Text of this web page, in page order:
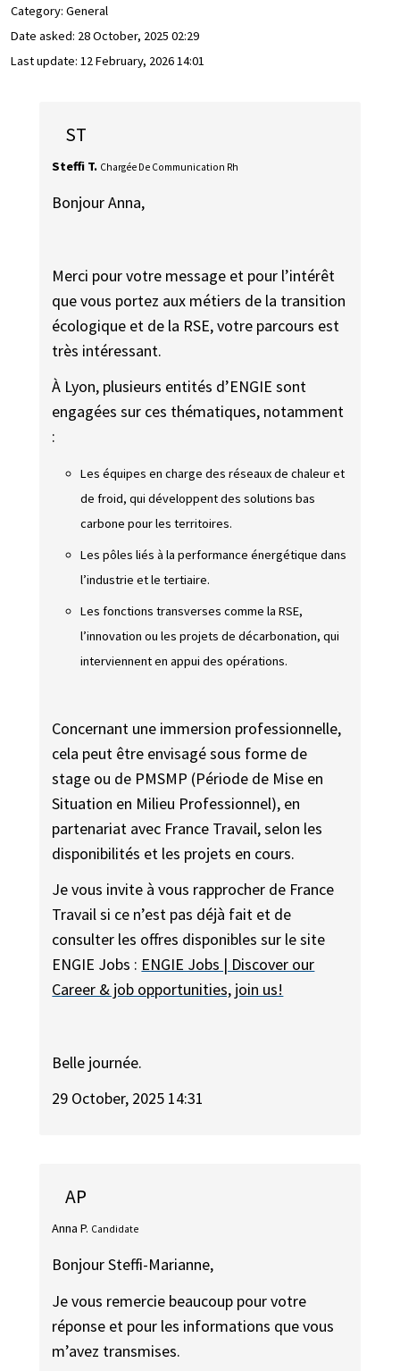
Category: General
Date asked: 28 October, 2025 02:29
Last update: 12 February, 2026 14:01
ST
Steffi T. Chargée De Communication Rh
Bonjour Anna,
Merci pour votre message et pour l’intérêt
que vous portez aux métiers de la transition
écologique et de la RSE, votre parcours est
très intéressant.
À Lyon, plusieurs entités d’ENGIE sont
engagées sur ces thématiques, notamment
:
Les équipes en charge des réseaux de chaleur et
de froid, qui développent des solutions bas
carbone pour les territoires.
Les pôles liés à la performance énergétique dans
l’industrie et le tertiaire.
Les fonctions transverses comme la RSE,
l’innovation ou les projets de décarbonation, qui
interviennent en appui des opérations.
Concernant une immersion professionnelle,
cela peut être envisagé sous forme de
stage ou de PMSMP (Période de Mise en
Situation en Milieu Professionnel), en
partenariat avec France Travail, selon les
disponibilités et les projets en cours.
Je vous invite à vous rapprocher de France
Travail si ce n’est pas déjà fait et de
consulter les offres disponibles sur le site
ENGIE Jobs : ENGIE Jobs | Discover our
Career & job opportunities, join us!
Belle journée.
29 October, 2025 14:31
AP
Anna P. Candidate
Bonjour Steffi-Marianne,
Je vous remercie beaucoup pour votre
réponse et pour les informations que vous
m’avez transmises.